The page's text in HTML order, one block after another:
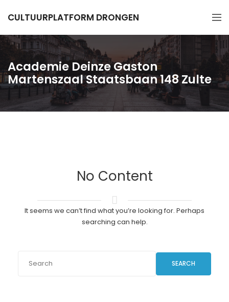
CULTUURPLATFORM DRONGEN
Academie Deinze Gaston
Martenszaal Staatsbaan 148 Zulte
No Content
It seems we can’t find what you’re looking for. Perhaps
searching can help.
SEARCH